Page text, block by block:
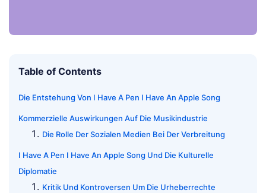
Table of Contents
Die Entstehung Von I Have A Pen I Have An Apple Song
Kommerzielle Auswirkungen Auf Die Musikindustrie
Die Rolle Der Sozialen Medien Bei Der Verbreitung
I Have A Pen I Have An Apple Song Und Die Kulturelle
Diplomatie
Kritik Und Kontroversen Um Die Urheberrechte